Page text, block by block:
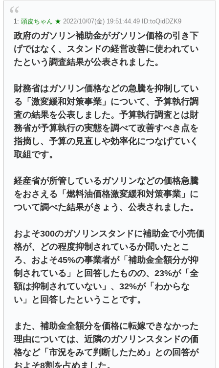
1: 頭皮ちゃん ★ 2022/10/07(金) 19:51:44.49 ID:toQidDZK9
政府のガソリン補助金がガソリン価格の引き下
げではなく、スタンドの経営改善に使われてい
たという調査結果が公表されました。
財務省はガソリン価格などの急騰を抑制してい
る「激変緩和対策事業」について、予算執行調
査の結果を公表しました。予算執行調査とは財
務省が予算執行の実態を調べて改善すべき点を
指摘し、予算の見直しや効率化につなげていく
取組です。
経産省が所管しているガソリンなどの価格急騰
をおさえる「燃料油価格激変緩和対策事業」に
ついて調べた結果がきょう、公表されました。
およそ300のガソリンスタンドに補助金で小売価
格が、どの程度抑制されているか聞いたとこ
ろ、およそ45%の事業者が「補助金全額分が抑
制されている」と回答したものの、23%が「全
額は抑制されていない」、32%が「わからな
い」と回答したということです。
また、補助金全額分を価格に転嫁できなかった
理由については、近隣のガソリンスタンドの価
格など「市況をみて判断したため」との回答が
およそ8割を占めました。